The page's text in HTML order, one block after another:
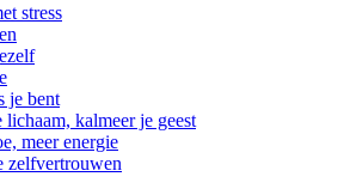
stress
je bent
lichaam, kalmeer je geest
meer energie
zelfvertrouwen